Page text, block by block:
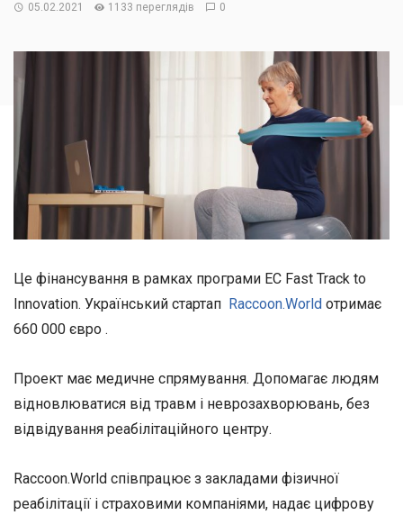
05.02.2021 1133 переглядів 0
Це фінансування в рамках програми ЕС Fast Track to
Innovation. Український стартап Raccoon.World отримає
660 000 євро .
Проект має медичне спрямування. Допомагає людям
відновлюватися від травм і неврозахворювань, без
відвідування реабілітаційного центру.
Raccoon.World співпрацює з закладами фізичної
реабілітації і страховими компаніями, надає цифрову